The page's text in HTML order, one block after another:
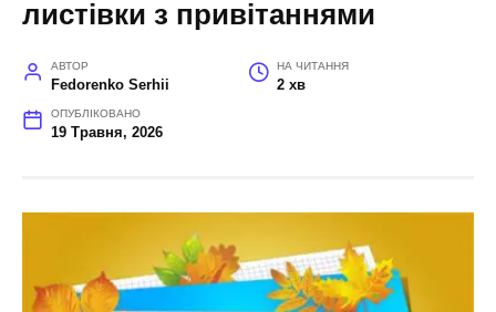
листівки з привітаннями
АВТОР
Fedorenko Serhii
НА ЧИТАННЯ
2 хв
ОПУБЛІКОВАНО
19 Травня, 2026